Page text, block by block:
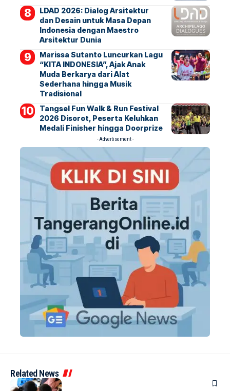
LDAD 2026: Dialog Arsitektur
dan Desain untuk Masa Depan
Indonesia dengan Maestro
Arsitektur Dunia
Marissa Sutanto Luncurkan Lagu
“KITA INDONESIA”, Ajak Anak
Muda Berkarya dari Alat
Sederhana hingga Musik
Tradisional
Tangsel Fun Walk & Run Festival
2026 Disorot, Peserta Keluhkan
Medali Finisher hingga Doorprize
- Advertisement -
Related News
BERITAINDEX